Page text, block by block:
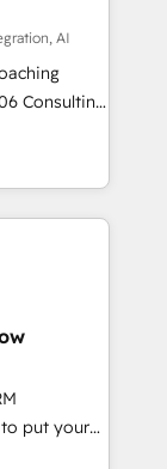
that drive
Platform
of the Year
& tech
AI
how
build your
then stay
+
Data
others
put your
along